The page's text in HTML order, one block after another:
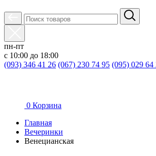
пн-пт
с 10:00 до 18:00
(093) 346 41 26 (067) 230 74 95 (095) 029 64
0 Корзина
Главная
Вечеринки
Венецианская